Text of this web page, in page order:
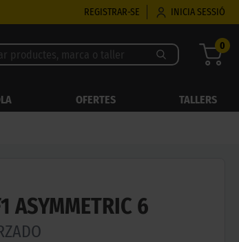
REGISTRAR-SE INICIA SESSIÓ
0
OFERTES TALLERS
ASYMMETRIC 6